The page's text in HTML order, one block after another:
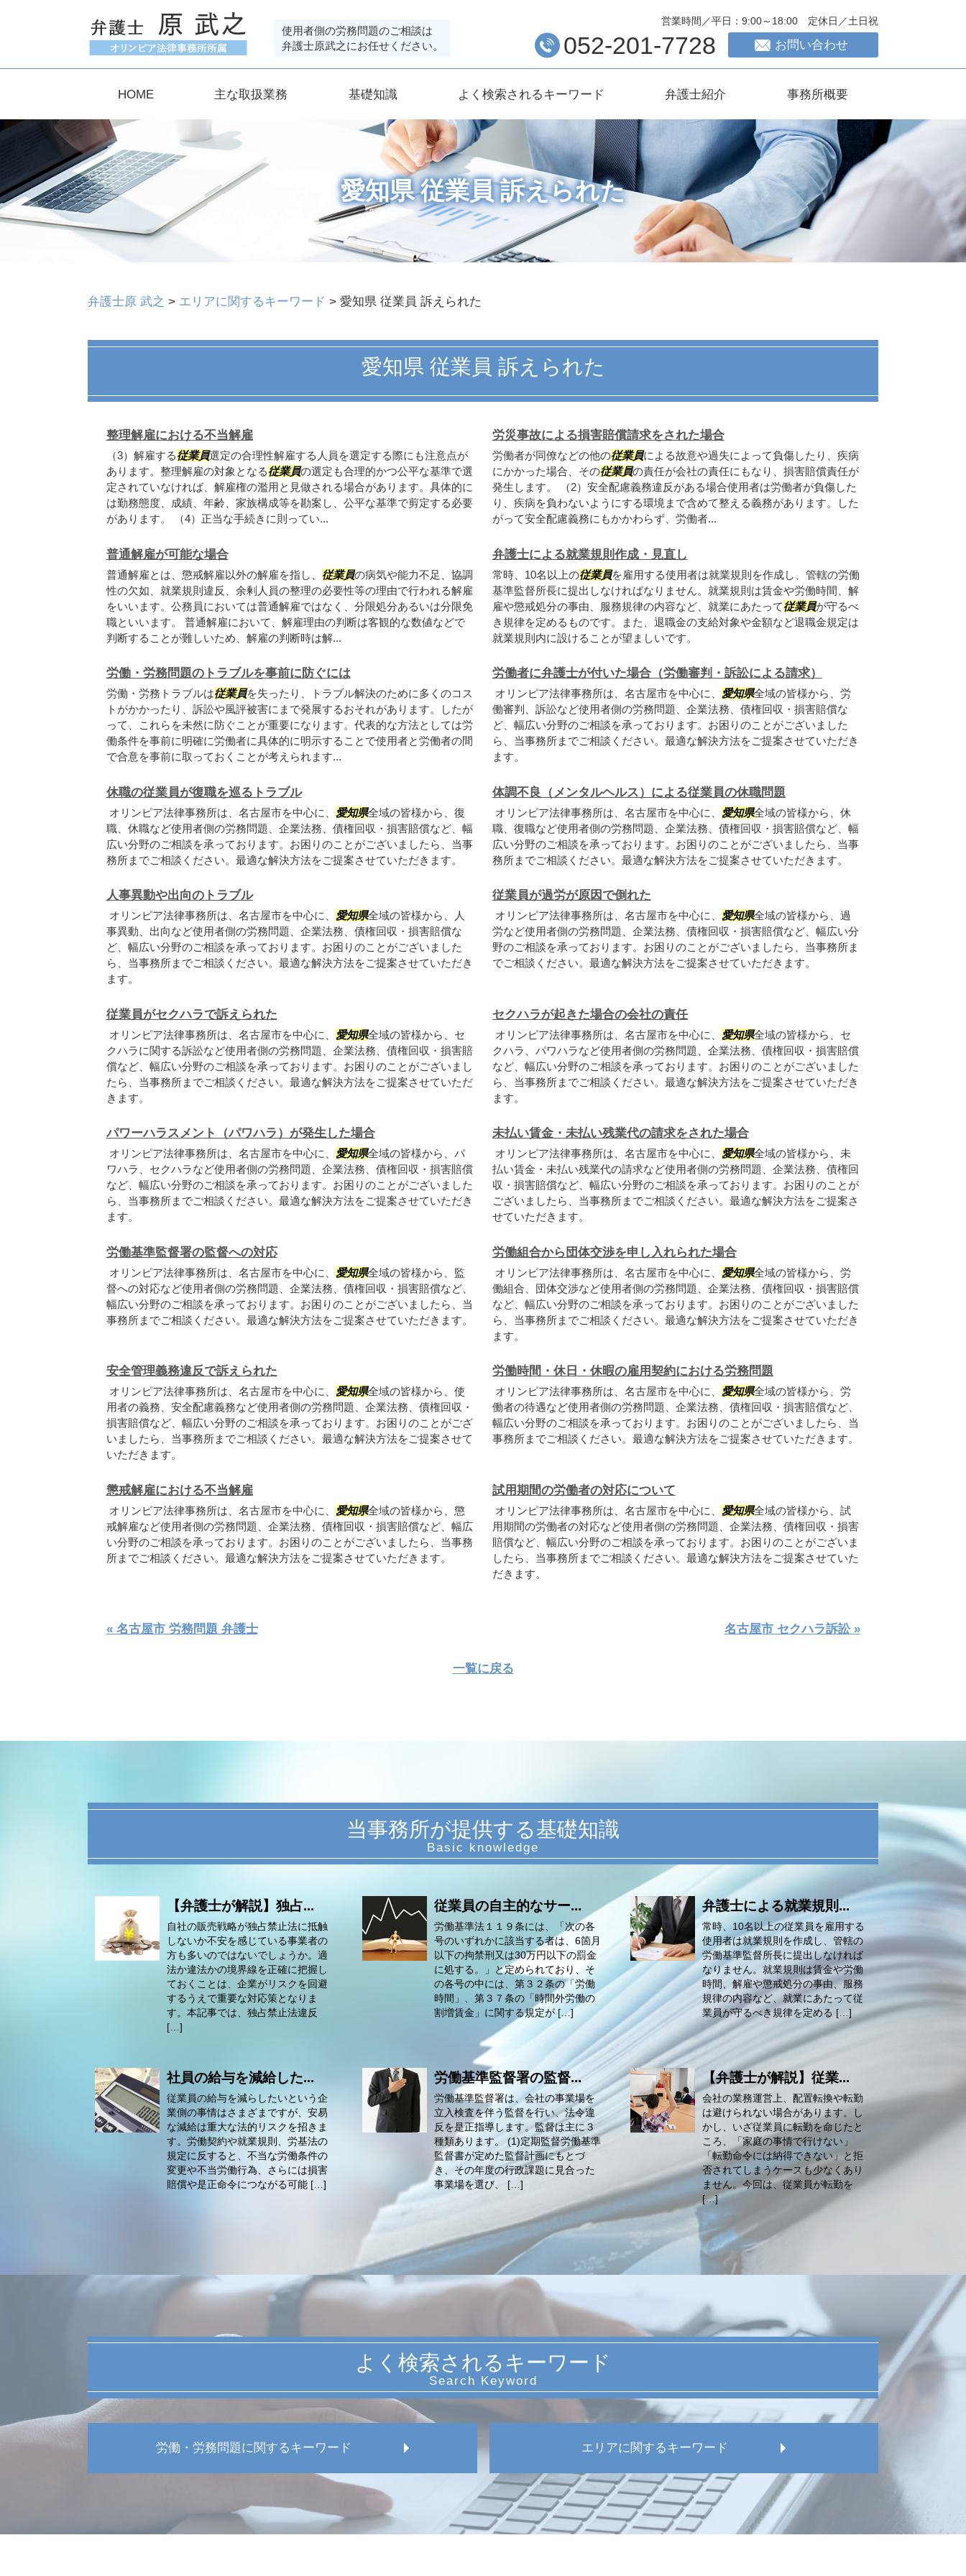
愛知県 従業員 訴えられた
使用者側の労務問題のご相談は
弁護士原武之にお任せください。
営業時間／平日：9:00～18:00 定休日／土日祝
052-201-7728 お問い合わせ
HOME 主な取扱業務 基礎知識 よく検索されるキーワード 弁護士紹介 事務所概要
弁護士原 武之 > エリアに関するキーワード > 愛知県 従業員 訴えられた
愛知県 従業員 訴えられた
整理解雇における不当解雇
（3）解雇する従業員選定の合理性解雇する人員を選定する際にも注意点が
あります。整理解雇の対象となる従業員の選定も合理的かつ公平な基準で選
定されていなければ、解雇権の濫用と見做される場合があります。具体的に
は勤務態度、成績、年齢、家族構成等を勘案し、公平な基準で剪定する必要
があります。 （4）正当な手続きに則ってい...
労災事故による損害賠償請求をされた場合
労働者が同僚などの他の従業員による故意や過失によって負傷したり、疾病
にかかった場合、その従業員の責任が会社の責任にもなり、損害賠償責任が
発生します。 （2）安全配慮義務違反がある場合使用者は労働者が負傷した
り、疾病を負わないようにする環境まで含めて整える義務があります。した
がって安全配慮義務にもかかわらず、労働者...
普通解雇が可能な場合
普通解雇とは、懲戒解雇以外の解雇を指し、 従業員の病気や能力不足、協調
性の欠如、就業規則違反、余剰人員の整理の必要性等の理由で行われる解雇
をいいます。公務員においては普通解雇ではなく、分限処分あるいは分限免
職といいます。 普通解雇において、解雇理由の判断は客観的な数値などで
判断することが難しいため、解雇の判断時は解...
弁護士による就業規則作成・見直し
常時、10名以上の従業員を雇用する使用者は就業規則を作成し、管轄の労働
基準監督所長に提出しなければなりません。就業規則は賃金や労働時間、解
雇や懲戒処分の事由、服務規律の内容など、就業にあたって従業員が守るべ
き規律を定めるものです。また、退職金の支給対象や金額など退職金規定は
就業規則内に設けることが望ましいです。
労働・労務問題のトラブルを事前に防ぐには
労働・労務トラブルは従業員を失ったり、トラブル解決のために多くのコス
トがかかったり、訴訟や風評被害にまで発展するおそれがあります。したが
って、これらを未然に防ぐことが重要になります。代表的な方法としては労
働条件を事前に明確に労働者に具体的に明示することで使用者と労働者の間
で合意を事前に取っておくことが考えられます...
労働者に弁護士が付いた場合（労働審判・訴訟による請求）
オリンピア法律事務所は、名古屋市を中心に、 愛知県全域の皆様から、労
働審判、訴訟など使用者側の労務問題、企業法務、債権回収・損害賠償な
ど、幅広い分野のご相談を承っております。お困りのことがございました
ら、当事務所までご相談ください。最適な解決方法をご提案させていただき
ます。
休職の従業員が復職を巡るトラブル
オリンピア法律事務所は、名古屋市を中心に、 愛知県全域の皆様から、復
職、休職など使用者側の労務問題、企業法務、債権回収・損害賠償など、幅
広い分野のご相談を承っております。お困りのことがございましたら、当事
務所までご相談ください。最適な解決方法をご提案させていただきます。
体調不良（メンタルヘルス）による従業員の休職問題
オリンピア法律事務所は、名古屋市を中心に、 愛知県全域の皆様から、休
職、復職など使用者側の労務問題、企業法務、債権回収・損害賠償など、幅
広い分野のご相談を承っております。お困りのことがございましたら、当事
務所までご相談ください。最適な解決方法をご提案させていただきます。
人事異動や出向のトラブル
オリンピア法律事務所は、名古屋市を中心に、 愛知県全域の皆様から、人
事異動、出向など使用者側の労務問題、企業法務、債権回収・損害賠償な
ど、幅広い分野のご相談を承っております。お困りのことがございました
ら、当事務所までご相談ください。最適な解決方法をご提案させていただき
ます。
従業員が過労が原因で倒れた
オリンピア法律事務所は、名古屋市を中心に、 愛知県全域の皆様から、過
労など使用者側の労務問題、企業法務、債権回収・損害賠償など、幅広い分
野のご相談を承っております。お困りのことがございましたら、当事務所ま
でご相談ください。最適な解決方法をご提案させていただきます。
従業員がセクハラで訴えられた
オリンピア法律事務所は、名古屋市を中心に、 愛知県全域の皆様から、セ
クハラに関する訴訟など使用者側の労務問題、企業法務、債権回収・損害賠
償など、幅広い分野のご相談を承っております。お困りのことがございまし
たら、当事務所までご相談ください。最適な解決方法をご提案させていただ
きます。
セクハラが起きた場合の会社の責任
オリンピア法律事務所は、名古屋市を中心に、 愛知県全域の皆様から、セ
クハラ、パワハラなど使用者側の労務問題、企業法務、債権回収・損害賠償
など、幅広い分野のご相談を承っております。お困りのことがございました
ら、当事務所までご相談ください。最適な解決方法をご提案させていただき
ます。
パワーハラスメント（パワハラ）が発生した場合
オリンピア法律事務所は、名古屋市を中心に、 愛知県全域の皆様から、パ
ワハラ、セクハラなど使用者側の労務問題、企業法務、債権回収・損害賠償
など、幅広い分野のご相談を承っております。お困りのことがございました
ら、当事務所までご相談ください。最適な解決方法をご提案させていただき
ます。
未払い賃金・未払い残業代の請求をされた場合
オリンピア法律事務所は、名古屋市を中心に、 愛知県全域の皆様から、未
払い賃金・未払い残業代の請求など使用者側の労務問題、企業法務、債権回
収・損害賠償など、幅広い分野のご相談を承っております。お困りのことが
ございましたら、当事務所までご相談ください。最適な解決方法をご提案さ
せていただきます。
労働基準監督署の監督への対応
オリンピア法律事務所は、名古屋市を中心に、 愛知県全域の皆様から、監
督への対応など使用者側の労務問題、企業法務、債権回収・損害賠償など、
幅広い分野のご相談を承っております。お困りのことがございましたら、当
事務所までご相談ください。最適な解決方法をご提案させていただきます。
労働組合から団体交渉を申し入れられた場合
オリンピア法律事務所は、名古屋市を中心に、 愛知県全域の皆様から、労
働組合、団体交渉など使用者側の労務問題、企業法務、債権回収・損害賠償
など、幅広い分野のご相談を承っております。お困りのことがございました
ら、当事務所までご相談ください。最適な解決方法をご提案させていただき
ます。
安全管理義務違反で訴えられた
オリンピア法律事務所は、名古屋市を中心に、 愛知県全域の皆様から、使
用者の義務、安全配慮義務など使用者側の労務問題、企業法務、債権回収・
損害賠償など、幅広い分野のご相談を承っております。お困りのことがござ
いましたら、当事務所までご相談ください。最適な解決方法をご提案させて
いただきます。
労働時間・休日・休暇の雇用契約における労務問題
オリンピア法律事務所は、名古屋市を中心に、 愛知県全域の皆様から、労
働者の待遇など使用者側の労務問題、企業法務、債権回収・損害賠償など、
幅広い分野のご相談を承っております。お困りのことがございましたら、当
事務所までご相談ください。最適な解決方法をご提案させていただきます。
懲戒解雇における不当解雇
オリンピア法律事務所は、名古屋市を中心に、 愛知県全域の皆様から、懲
戒解雇など使用者側の労務問題、企業法務、債権回収・損害賠償など、幅広
い分野のご相談を承っております。お困りのことがございましたら、当事務
所までご相談ください。最適な解決方法をご提案させていただきます。
試用期間の労働者の対応について
オリンピア法律事務所は、名古屋市を中心に、 愛知県全域の皆様から、試
用期間の労働者の対応など使用者側の労務問題、企業法務、債権回収・損害
賠償など、幅広い分野のご相談を承っております。お困りのことがございま
したら、当事務所までご相談ください。最適な解決方法をご提案させていた
だきます。
« 名古屋市 労務問題 弁護士 名古屋市 セクハラ訴訟 »
一覧に戻る
当事務所が提供する基礎知識
【弁護士が解説】独占...
自社の販売戦略が独占禁止法に抵触
しないか不安を感じている事業者の
方も多いのではないでしょうか。適
法か違法かの境界線を正確に把握し
ておくことは、企業がリスクを回避
するうえで重要な対応策となりま
す。本記事では、独占禁止法違反
[…]
従業員の自主的なサー...
労働基準法１１９条には、「次の各
号のいずれかに該当する者は、6箇月
以下の拘禁刑又は30万円以下の罰金
に処する。」と定められており、そ
の各号の中には、第３２条の「労働
時間」、第３７条の「時間外労働の
割増賃金」に関する規定が […]
弁護士による就業規則...
常時、10名以上の従業員を雇用する
使用者は就業規則を作成し、管轄の
労働基準監督所長に提出しなければ
なりません。就業規則は賃金や労働
時間、解雇や懲戒処分の事由、服務
規律の内容など、就業にあたって従
業員が守るべき規律を定める […]
社員の給与を減給した...
従業員の給与を減らしたいという企
業側の事情はさまざまですが、安易
な減給は重大な法的リスクを招きま
す。労働契約や就業規則、労基法の
規定に反すると、不当な労働条件の
変更や不当労働行為、さらには損害
賠償や是正命令につながる可能 […]
労働基準監督署の監督...
労働基準監督署は、会社の事業場を
立入検査を伴う監督を行い、法令違
反を是正指導します。監督は主に３
種類あります。 (1)定期監督労働基準
監督書が定めた監督計画にもとづ
き、その年度の行政課題に見合った
事業場を選び、 […]
【弁護士が解説】従業...
会社の業務運営上、配置転換や転勤
は避けられない場合があります。し
かし、いざ従業員に転勤を命じたと
ころ、「家庭の事情で行けない」
「転勤命令には納得できない」と拒
否されてしまうケースも少なくあり
ません。今回は、従業員が転勤を
[…]
よく検索されるキーワード
労働・労務問題に関するキーワード
債権回収 時効
不当解雇 慰謝料 うつ病
エリアに関するキーワード
愛知県 労働審判 弁護士
名古屋市 労働組合 対応
名古屋市 使用者側 労働問題